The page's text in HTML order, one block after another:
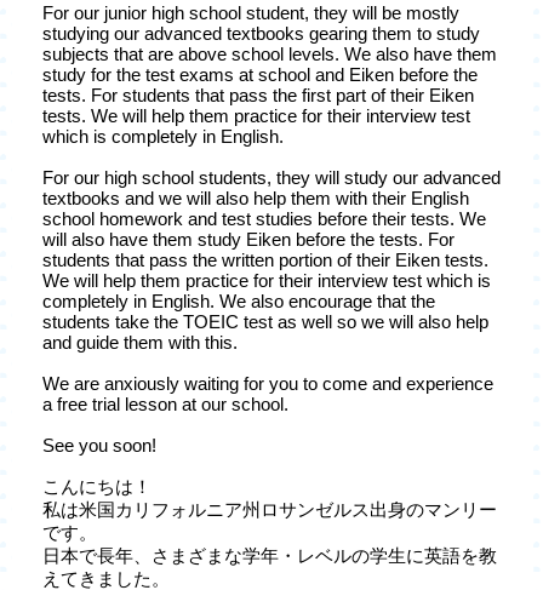
For our junior high school student, they will be mostly
studying our advanced textbooks gearing them to study
subjects that are above school levels. We also have them
study for the test exams at school and Eiken before the
tests. For students that pass the first part of their Eiken
tests. We will help them practice for their interview test
which is completely in English.
For our high school students, they will study our advanced
textbooks and we will also help them with their English
school homework and test studies before their tests. We
will also have them study Eiken before the tests. For
students that pass the written portion of their Eiken tests.
We will help them practice for their interview test which is
completely in English. We also encourage that the
students take the TOEIC test as well so we will also help
and guide them with this.
We are anxiously waiting for you to come and experience
a free trial lesson at our school.
See you soon!
こんにちは！
私は米国カリフォルニア州ロサンゼルス出身のマンリー
です。
日本で長年、さまざまな学年・レベルの学生に英語を教
えてきました。